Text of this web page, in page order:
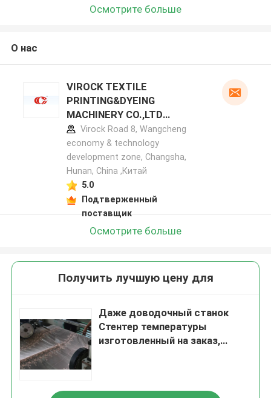
Осмотрите больше
О нас
VIROCK TEXTILE
PRINTING&DYEING
MACHINERY CO.,LTD
профиль производителя
Virock Road 8, Wangcheng
economy & technology
development zone, Changsha,
Hunan, China ,Китай
5.0
Подтверженный
поставщик
Осмотрите больше
Получить лучшую цену для
Даже доводочный станок
Стентер температуры
изготовленный на заказ,